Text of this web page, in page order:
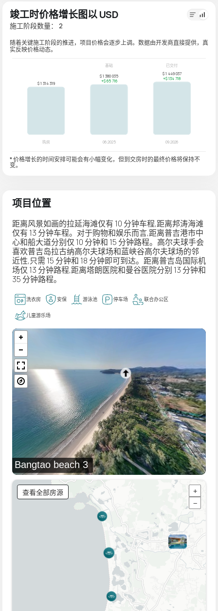
竣工时价格增长图以 USD
施工阶段数量： 2
随着关键施工阶段的推进，项目价格会逐步上调。数据由开发商直接提供，真
实反映价格动态。
* 价格增长的时间安排可能会有小幅变化，但到交房时的最终价格将保持不
变。
项目位置
距离风景如画的拉延海滩仅有 10 分钟车程,距离邦涛海滩
仅有 13 分钟车程。对于购物和娱乐而言,距离普吉港市中
心和船大道分别仅 10 分钟和 15 分钟路程。高尔夫球手会
喜欢普吉岛拉古纳高尔夫球场和蓝峡谷高尔夫球场的邻
近性,只需 15 分钟和 18 分钟即可到达。距离普吉岛国际机
场仅 13 分钟路程,距离塔朗医院和曼谷医院分别 13 分钟和
35 分钟路程。
洗衣房 安保 游泳池 停车场 联合办公区
儿童游乐场
Bangtao beach 3
查看全部房源
+
−